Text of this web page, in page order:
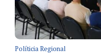
Políticia Regional